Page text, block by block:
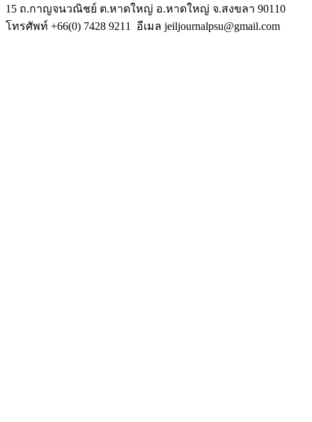
15 ถ.กาญจนวณิชย์ ต.หาดใหญ่ อ.หาดใหญ่ จ.สงขลา 90110
โทรศัพท์ +66(0) 7428 9211 อีเมล jeiljournalpsu@gmail.com